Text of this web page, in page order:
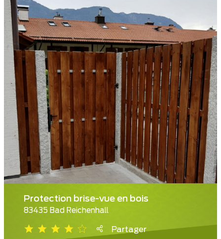
Protection brise-vue en bois
83435 Bad Reichenhall
Partager